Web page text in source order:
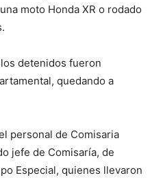
moto Honda XR o rodado
detenidos fueron
quedando a
personal de Comisaria
jefe de Comisaría, de
Especial, quienes llevaron